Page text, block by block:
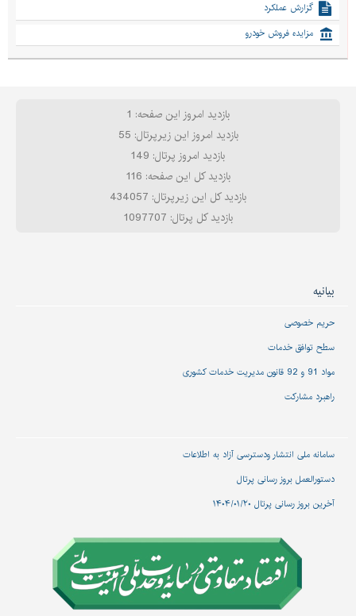
گزارش عملکرد
مزایده فروش خودرو
بازدید امروز این صفحه: 1
بازدید امروز این زیرپرتال: 55
بازدید امروز پرتال: 149
بازدید کل این صفحه: 116
بازدید کل این زیرپرتال: 434057
بازدید کل پرتال: 1097707
بیانیه
حریم خصوصی
سطح توافق خدمات
مواد 91 و 92 قانون مدیریت خدمات کشوری
راهبرد مشارکت
سامانه ملی انتشار و‌دسترسی آزاد به اطلاعات
دستورالعمل بروز رسانی پرتال
آخرین بروز رسانی پرتال ۱۴۰۴/۰۱/۲۰